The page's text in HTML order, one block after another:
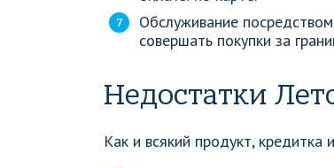
Обслуживание
совершать покупки за
Недостатки
Как и всякий продукт, кредитка